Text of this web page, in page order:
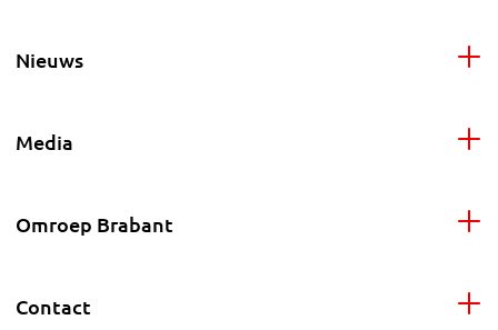
Nieuws
Media
Omroep Brabant
Contact